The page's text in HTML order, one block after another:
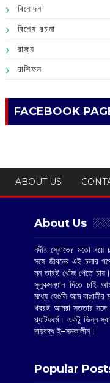
বিনোদন
বিশেষ রচনা
রাজ্য
রাশিফল
FACEBOOK
ABOUT US
About Us
নদীর স্রোতের মতো বয়ে
সঙ্গে জীবনের এই চলার
মন তারই খোঁজ পেতে
সুলুকসন্ধান দিতে চাই
মধ্যে যেগুলি আম বাঙালীর
খবরই আমরা সততার
প্ল্যাটফর্মে। একটু ভিন্ন
দায়বদ্ধ ই–সমকালীন।
Popular